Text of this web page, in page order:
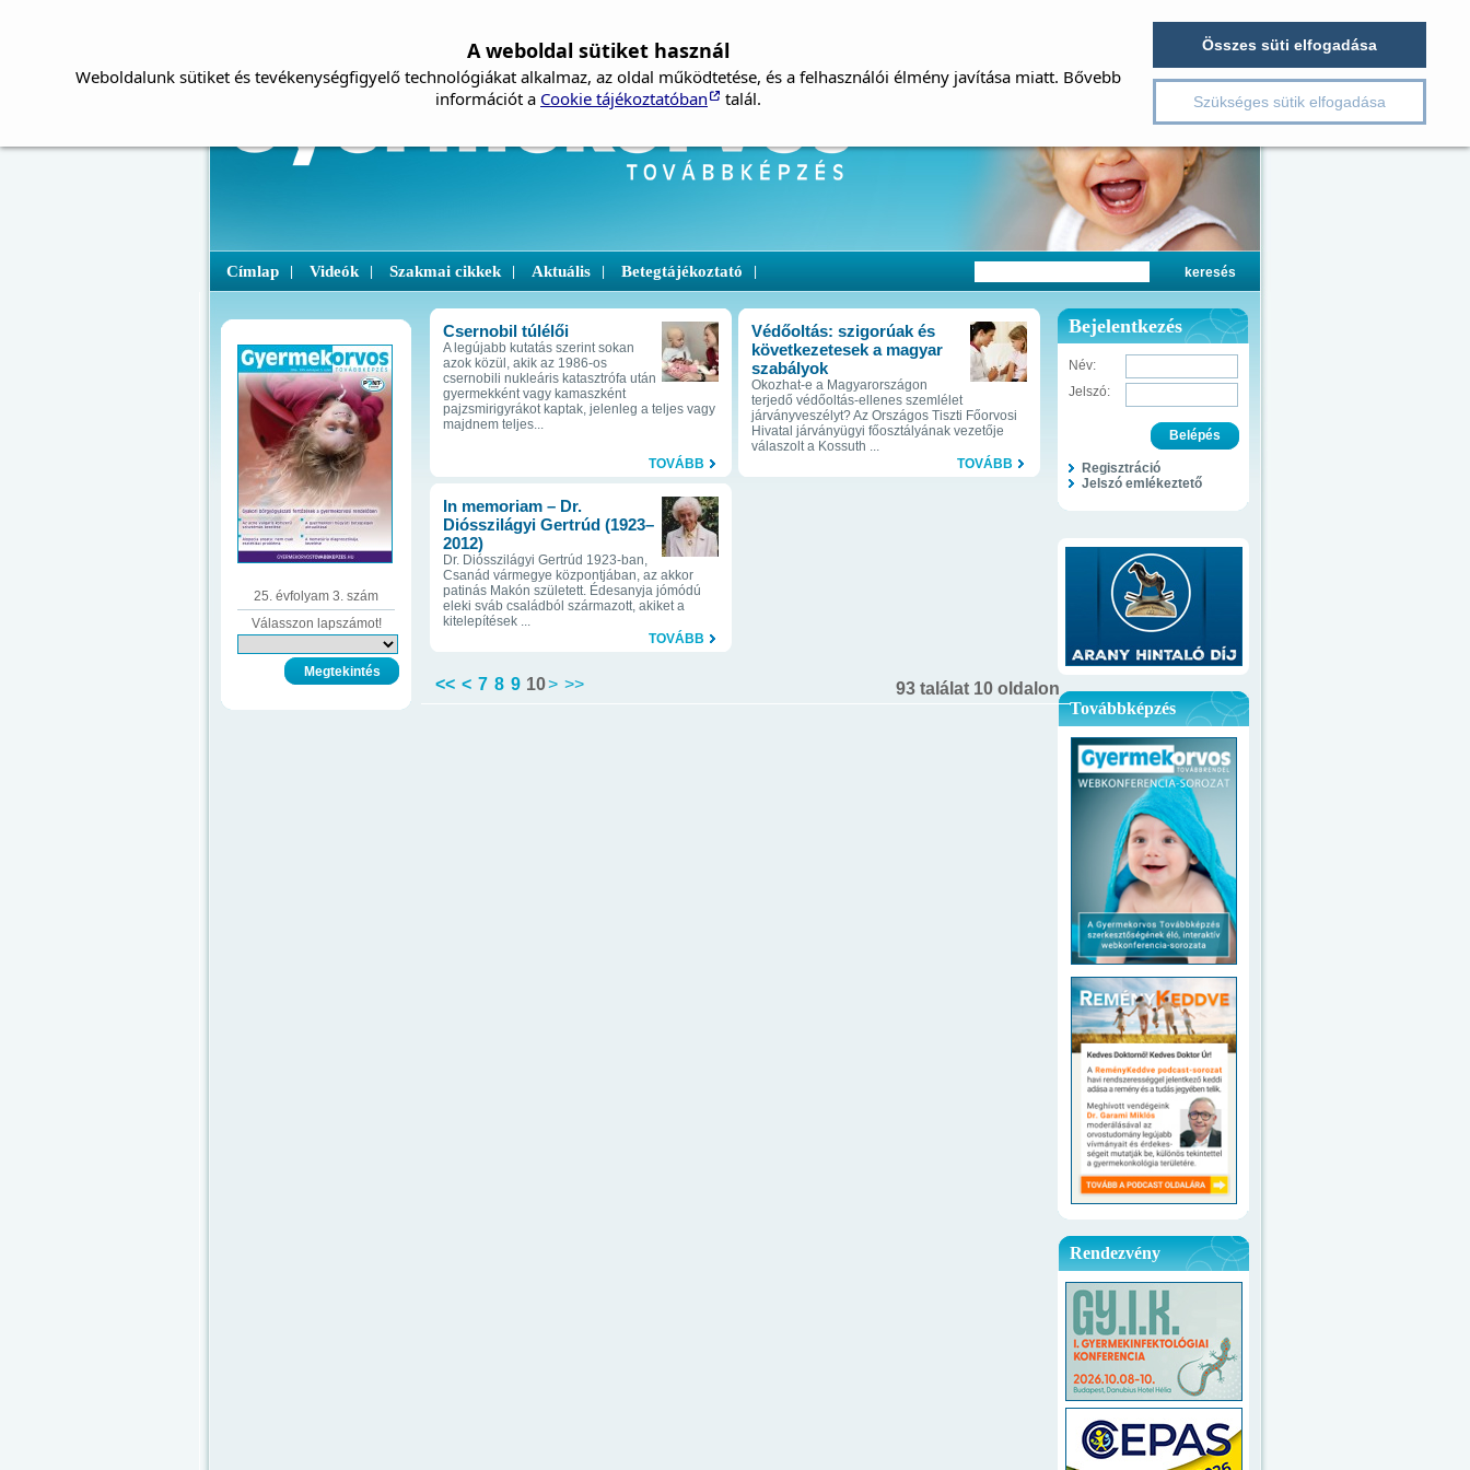
Címlap Videók Szakmai cikkek Aktuális Betegtájékoztató
25. évfolyam 3. szám
Válasszon lapszámot!
Csernobil túlélői
A legújabb kutatás szerint sokan
azok közül, akik az 1986-os
csernobili nukleáris katasztrófa után
gyermekként vagy kamaszként
pajzsmirigyrákot kaptak, jelenleg a teljes vagy
majdnem teljes...
TOVÁBB
Védőoltás: szigorúak és
következetesek a magyar
szabályok
Okozhat-e a Magyarországon
terjedő védőoltás-ellenes szemlélet
járványveszélyt? Az Országos Tiszti Főorvosi
Hivatal járványügyi főosztályának vezetője
válaszolt a Kossuth ...
TOVÁBB
In memoriam – Dr.
Diósszilágyi Gertrúd (1923–
2012)
Dr. Diósszilágyi Gertrúd 1923-ban,
Csanád vármegye központjában, az akkor
patinás Makón született. Édesanyja jómódú
eleki sváb családból származott, akiket a
kitelepítések ...
TOVÁBB
<< < 7 8 9 10> >> 93 találat 10 oldalon
Bejelentkezés
Név:
Jelszó:
Regisztráció
Jelszó emlékeztető
Továbbképzés
Rendezvény
A weboldal sütiket használ
Weboldalunk sütiket és tevékenységfigyelő technológiákat alkalmaz, az oldal működtetése, és a felhasználói élmény javítása miatt. Bővebb
információt a Cookie tájékoztatóban talál.
Összes süti elfogadása
Szükséges sütik elfogadása